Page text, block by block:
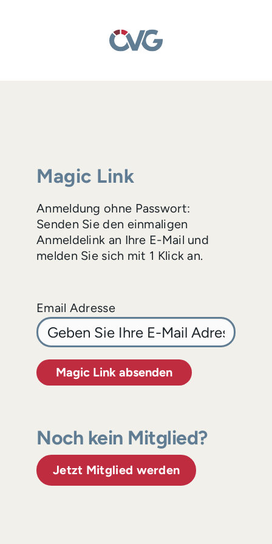
Magic Link
Anmeldung ohne Passwort:
Senden Sie den einmaligen
Anmeldelink an Ihre E-Mail und
melden Sie sich mit 1 Klick an.
Email Adresse
Magic Link absenden
Noch kein Mitglied?
Jetzt Mitglied werden